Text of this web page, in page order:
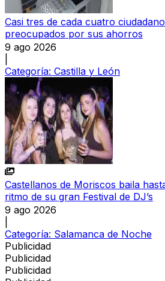
Casi tres de cada cuatro
preocupados por sus ahorros
9 ago 2026
Categoría: Castilla y León
Castellanos de Moriscos baila
ritmo de su gran Festival de DJ’s
9 ago 2026
Categoría: Salamanca de Noche
Publicidad
Publicidad
Publicidad